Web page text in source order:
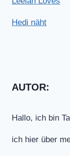
Hedi näht
AUTOR:
Hallo, ich bin
ich hier über